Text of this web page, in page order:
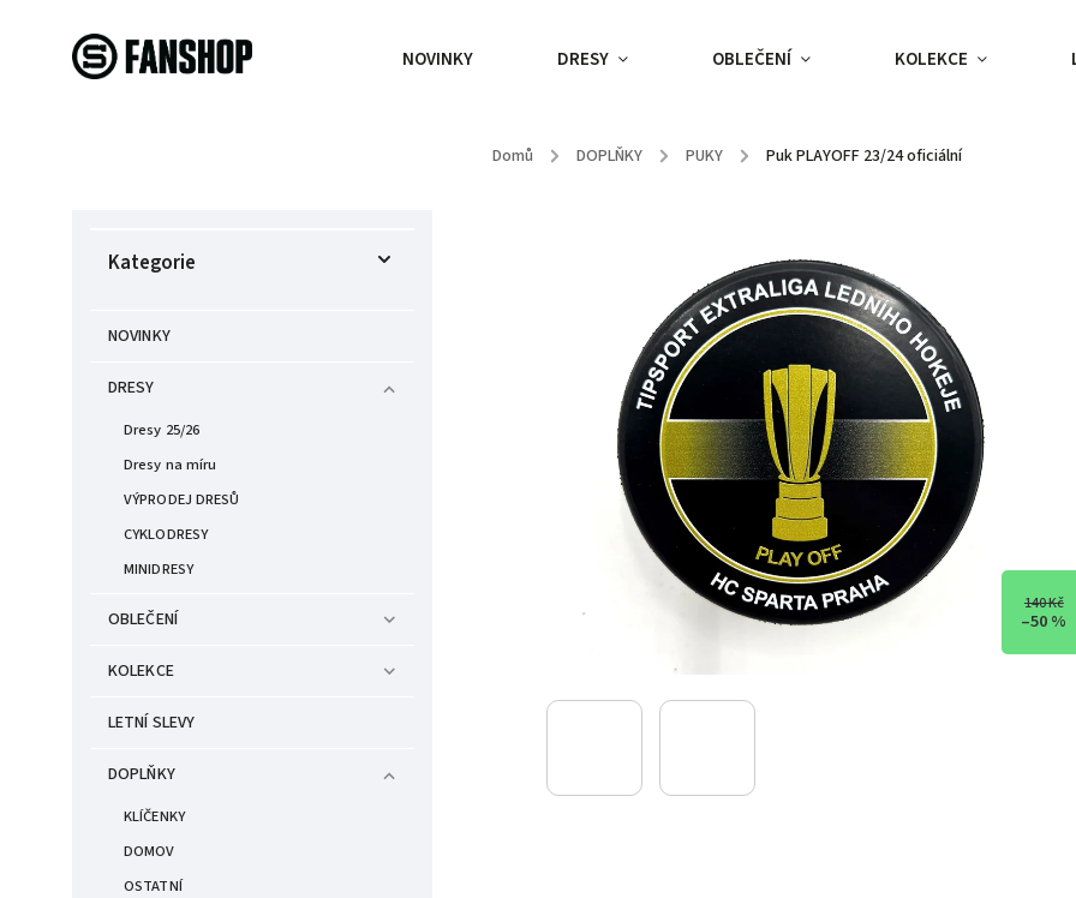
NOVINKY DRESY OBLEČENÍ KOLEKCE
Domů / DOPLŇKY / PUKY / Puk PLAYOFF 23/24 oficiální
Kategorie
NOVINKY
DRESY
Dresy 25/26
Dresy na míru
VÝPRODEJ DRESŮ
CYKLODRESY
MINIDRESY
OBLEČENÍ
KOLEKCE
LETNÍ SLEVY
DOPLŇKY
KLÍČENKY
DOMOV
OSTATNÍ
140 Kč
–50 %